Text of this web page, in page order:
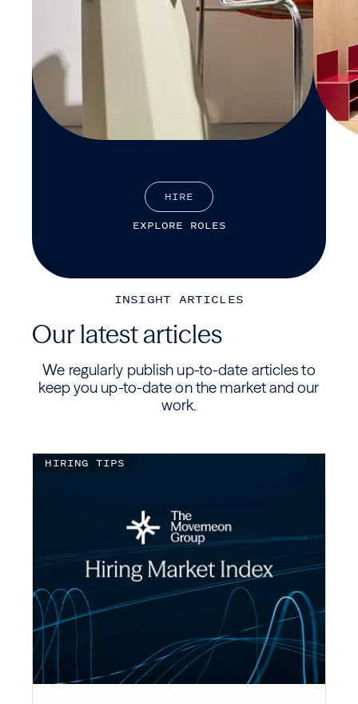
HIRE
EXPLORE ROLES
INSIGHT ARTICLES
Our latest articles
We regularly publish up-to-date articles to
keep you up-to-date on the market and our
work.
HIRING TIPS